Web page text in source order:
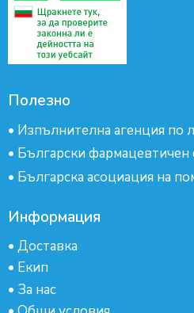
Полезно
• Изпълнителна агенция по
• Български фармацевтичен
• Българска асоциация на
Информация
• Доставка
• Екип
• За нас